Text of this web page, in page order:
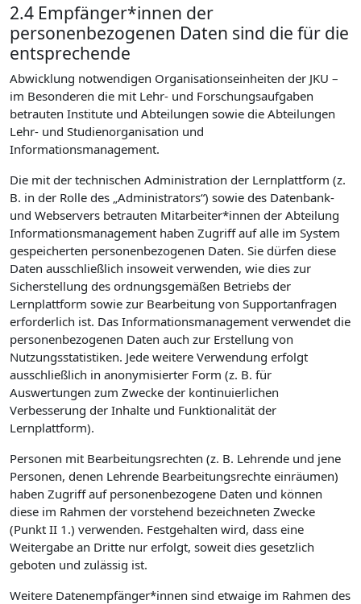
2.4 Empfänger*innen der
personenbezogenen Daten sind die für die
entsprechende
Abwicklung notwendigen Organisationseinheiten der JKU –
im Besonderen die mit Lehr- und Forschungsaufgaben
betrauten Institute und Abteilungen sowie die Abteilungen
Lehr- und Studienorganisation und
Informationsmanagement.
Die mit der technischen Administration der Lernplattform (z.
B. in der Rolle des „Administrators“) sowie des Datenbank-
und Webservers betrauten Mitarbeiter*innen der Abteilung
Informationsmanagement haben Zugriff auf alle im System
gespeicherten personenbezogenen Daten. Sie dürfen diese
Daten ausschließlich insoweit verwenden, wie dies zur
Sicherstellung des ordnungsgemäßen Betriebs der
Lernplattform sowie zur Bearbeitung von Supportanfragen
erforderlich ist. Das Informationsmanagement verwendet die
personenbezogenen Daten auch zur Erstellung von
Nutzungsstatistiken. Jede weitere Verwendung erfolgt
ausschließlich in anonymisierter Form (z. B. für
Auswertungen zum Zwecke der kontinuierlichen
Verbesserung der Inhalte und Funktionalität der
Lernplattform).
Personen mit Bearbeitungsrechten (z. B. Lehrende und jene
Personen, denen Lehrende Bearbeitungsrechte einräumen)
haben Zugriff auf personenbezogene Daten und können
diese im Rahmen der vorstehend bezeichneten Zwecke
(Punkt II 1.) verwenden. Festgehalten wird, dass eine
Weitergabe an Dritte nur erfolgt, soweit dies gesetzlich
geboten und zulässig ist.
Weitere Datenempfänger*innen sind etwaige im Rahmen des